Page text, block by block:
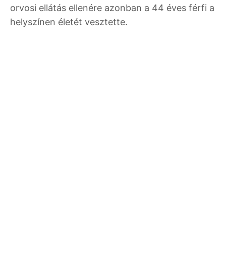
orvosi ellátás ellenére azonban a 44 éves férfi a
helyszínen életét vesztette.